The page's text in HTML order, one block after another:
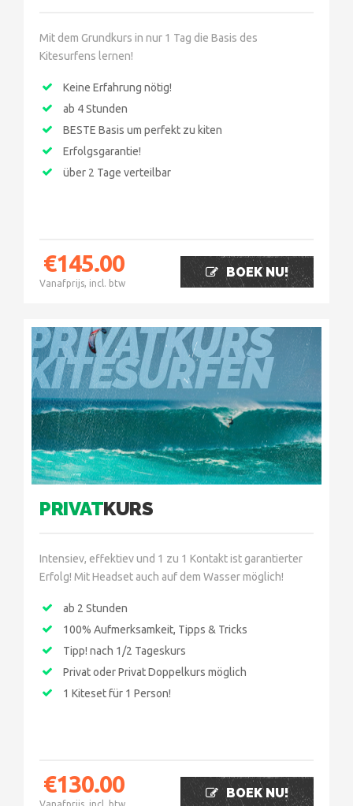
Mit dem Grundkurs in nur 1 Tag die Basis des
Kitesurfens lernen!
Keine Erfahrung nötig!
ab 4 Stunden
BESTE Basis um perfekt zu kiten
Erfolgsgarantie!
über 2 Tage verteilbar
€145.00
Vanafprijs, incl. btw
BOEK NU!
PRIVATKURS
KITESURFEN
PRIVATKURS
Intensiev, effektiev und 1 zu 1 Kontakt ist garantierter
Erfolg! Mit Headset auch auf dem Wasser möglich!
ab 2 Stunden
100% Aufmerksamkeit, Tipps & Tricks
Tipp! nach 1/2 Tageskurs
Privat oder Privat Doppelkurs möglich
1 Kiteset für 1 Person!
€130.00 BOEK NU!